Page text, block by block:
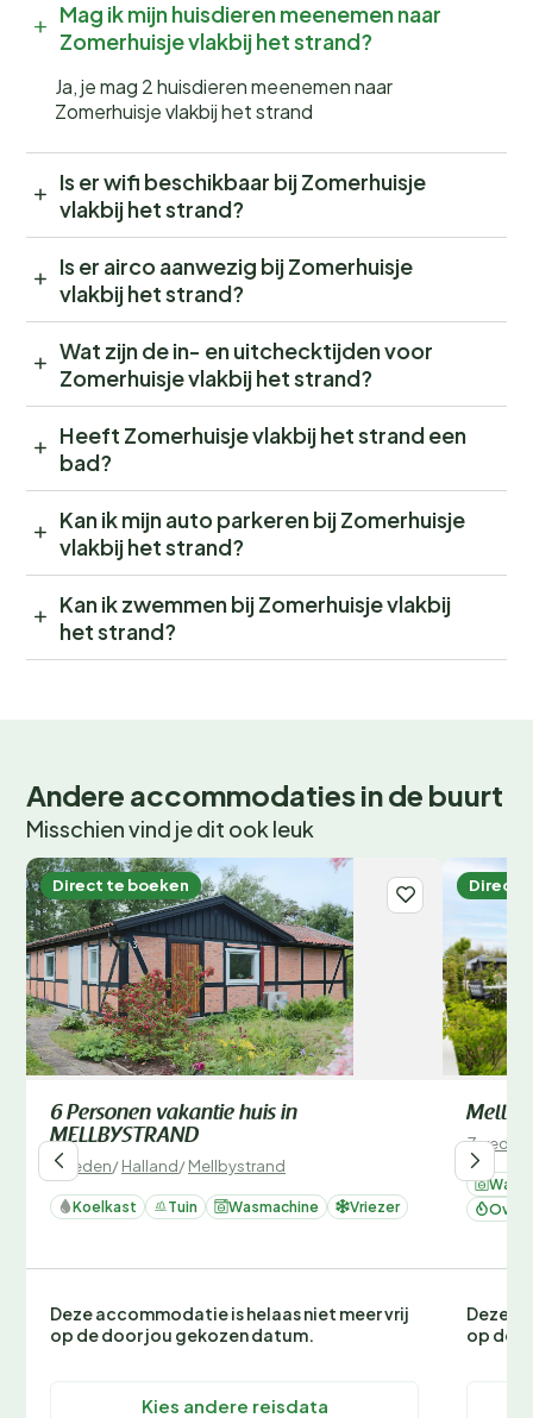
Mag ik mijn huisdieren meenemen naar
Zomerhuisje vlakbij het strand?
Ja, je mag 2 huisdieren meenemen naar
Zomerhuisje vlakbij het strand
Is er wifi beschikbaar bij Zomerhuisje
vlakbij het strand?
Is er airco aanwezig bij Zomerhuisje
vlakbij het strand?
Wat zijn de in- en uitchecktijden voor
Zomerhuisje vlakbij het strand?
Heeft Zomerhuisje vlakbij het strand een
bad?
Kan ik mijn auto parkeren bij Zomerhuisje
vlakbij het strand?
Kan ik zwemmen bij Zomerhuisje vlakbij
het strand?
Andere accommodaties in de buurt
Misschien vind je dit ook leuk
Direct te boeken
6 Personen vakantie huis in
MELLBYSTRAND
Zweden/Halland/Mellbystrand
Koelkast Tuin Wasmachine Vriezer
Deze accommodatie is helaas niet meer vrij
op de door jou gekozen datum.
Kies andere reisdata
Direct
Zweden
Oven
Deze
op de